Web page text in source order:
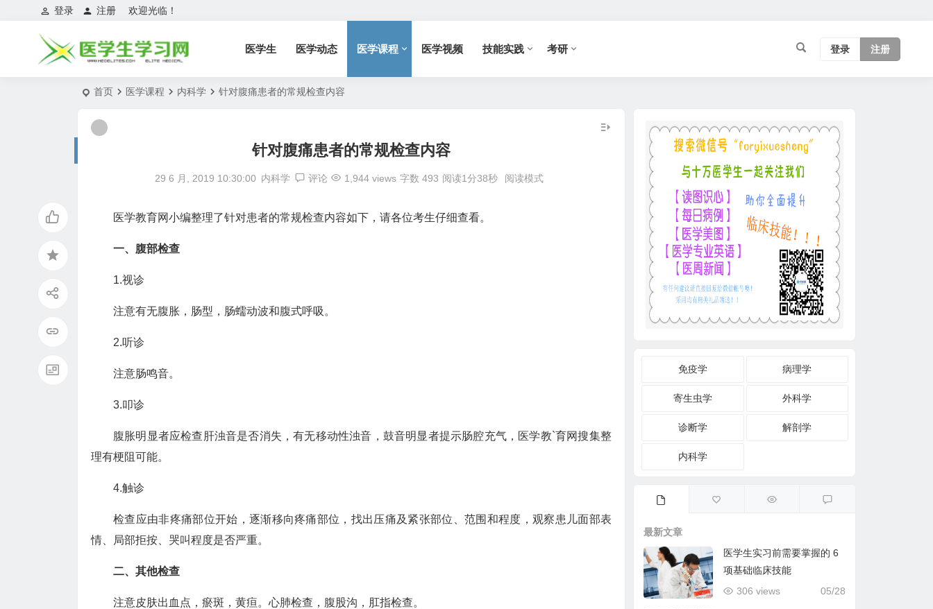
欢迎光临！
登录 注册
医学生 医学动态 医学课程 医学视频 技能实践 考研 登录 注册
首页 医学课程 内科学 针对腹痛患者的常规检查内容
针对腹痛患者的常规检查内容
29 6 月, 2019 10:30:00 内科学 评论 1,944 views 字数 493 阅读1分38秒 阅读模式
医学教育网小编整理了针对患者的常规检查内容如下，请各位考生仔细查看。
一、腹部检查
1.视诊
注意有无腹胀，肠型，肠蠕动波和腹式呼吸。
2.听诊
注意肠鸣音。
3.叩诊
腹胀明显者应检查肝浊音是否消失，有无移动性浊音，鼓音明显者提示肠腔充气，医学教`育网搜集整
理有梗阻可能。
4.触诊
检查应由非疼痛部位开始，逐渐移向疼痛部位，找出压痛及紧张部位、范围和程度，观察患儿面部表
情、局部拒按、哭叫程度是否严重。
二、其他检查
注意皮肤出血点，瘀斑，黄疸。心肺检查，腹股沟，肛指检查。
免疫学 病理学
寄生虫学 外科学
诊断学 解剖学
内科学
最新文章
医学生实习前需要掌握的 6
项基础临床技能
05/28
306 views